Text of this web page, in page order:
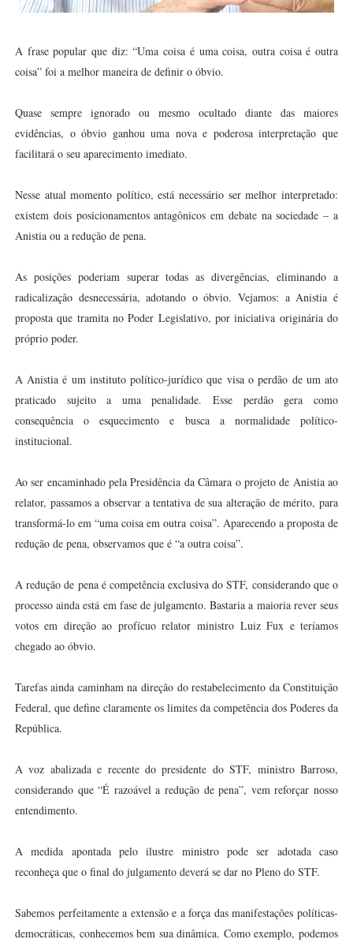
A frase popular que diz: “Uma coisa é uma coisa, outra coisa é outra
coisa” foi a melhor maneira de definir o óbvio.
Quase sempre ignorado ou mesmo ocultado diante das maiores
evidências, o óbvio ganhou uma nova e poderosa interpretação que
facilitará o seu aparecimento imediato.
Nesse atual momento político, está necessário ser melhor interpretado:
existem dois posicionamentos antagônicos em debate na sociedade – a
Anistia ou a redução de pena.
As posições poderiam superar todas as divergências, eliminando a
radicalização desnecessária, adotando o óbvio. Vejamos: a Anistia é
proposta que tramita no Poder Legislativo, por iniciativa originária do
próprio poder.
A Anistia é um instituto político-jurídico que visa o perdão de um ato
praticado sujeito a uma penalidade. Esse perdão gera como
consequência o esquecimento e busca a normalidade político-
institucional.
Ao ser encaminhado pela Presidência da Câmara o projeto de Anistia ao
relator, passamos a observar a tentativa de sua alteração de mérito, para
transformá-lo em “uma coisa em outra coisa”. Aparecendo a proposta de
redução de pena, observamos que é “a outra coisa”.
A redução de pena é competência exclusiva do STF, considerando que o
processo ainda está em fase de julgamento. Bastaria a maioria rever seus
votos em direção ao profícuo relator ministro Luiz Fux e teríamos
chegado ao óbvio.
Tarefas ainda caminham na direção do restabelecimento da Constituição
Federal, que define claramente os limites da competência dos Poderes da
República.
A voz abalizada e recente do presidente do STF, ministro Barroso,
considerando que “É razoável a redução de pena”, vem reforçar nosso
entendimento.
A medida apontada pelo ilustre ministro pode ser adotada caso
reconheça que o final do julgamento deverá se dar no Pleno do STF.
Sabemos perfeitamente a extensão e a força das manifestações políticas-
democráticas, conhecemos bem sua dinâmica. Como exemplo, podemos